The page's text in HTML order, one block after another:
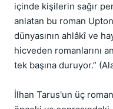
içinde kişilerin sağır
anlatan bu roman
dünyasının ahlâkî ve
hicveden romanlarını
tek başına duruyor.”
İlhan Tarus'un üç